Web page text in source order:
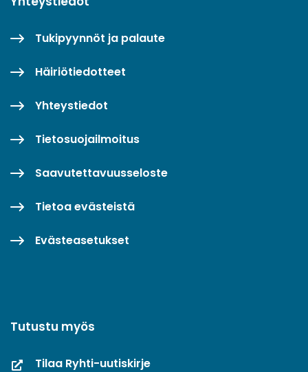
Tukipyynnöt ja palaute
Häiriötiedotteet
Yhteystiedot
Tietosuojailmoitus
Saavutettavuusseloste
Tietoa evästeistä
Evästeasetukset
Tutustu myös
Tilaa Ryhti-uutiskirje